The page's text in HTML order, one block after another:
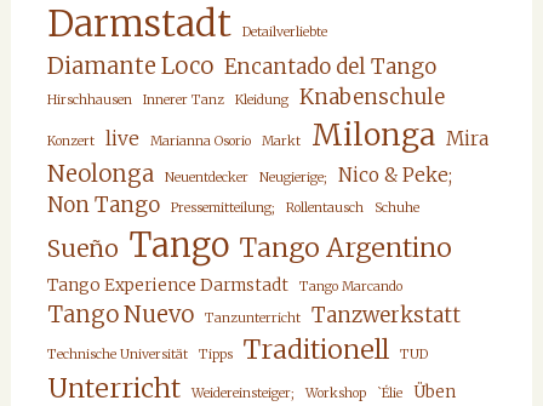
Darmstadt Detailverliebte
Diamante Loco Encantado del Tango
Hirschhausen Innerer Tanz Kleidung Knabenschule
Konzert live Marianna Osorio Markt Milonga Mira
Neolonga Neuentdecker Neugierige; Nico & Peke;
Non Tango Pressemitteilung; Rollentausch Schuhe
Sueño Tango Tango Argentino
Tango Experience Darmstadt Tango Marcando
Tango Nuevo Tanzunterricht Tanzwerkstatt
Technische Universität Tipps Traditionell TUD
Unterricht Weidereinsteiger; Workshop `Élie Üben